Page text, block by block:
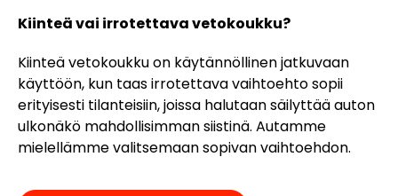
Kiinteä vai irrotettava vetokoukku?
Kiinteä vetokoukku on käytännöllinen jatkuvaan
käyttöön, kun taas irrotettava vaihtoehto sopii
erityisesti tilanteisiin, joissa halutaan säilyttää auton
ulkonäkö mahdollisimman siistinä. Autamme
mielellämme valitsemaan sopivan vaihtoehdon.